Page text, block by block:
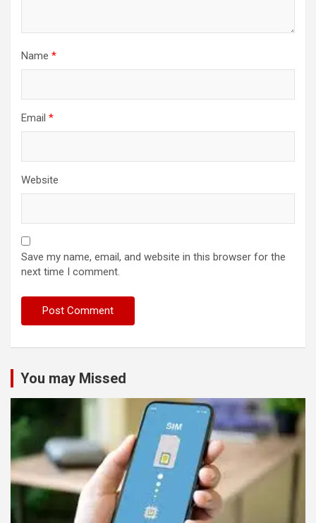
Name *
Email *
Website
Save my name, email, and website in this browser for the
next time I comment.
You may Missed